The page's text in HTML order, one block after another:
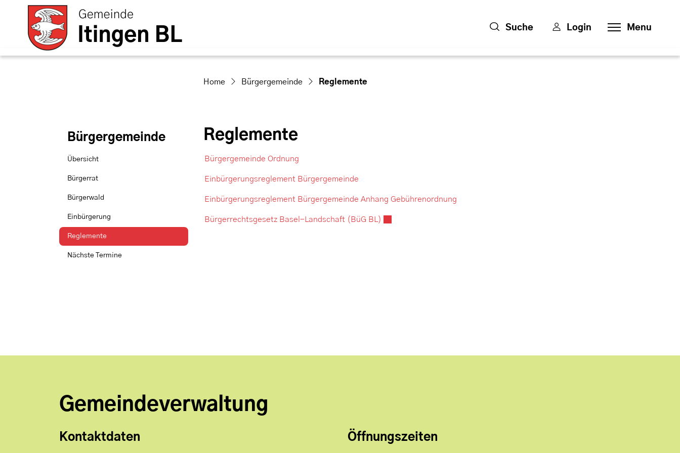
Login
Suche Menu
Home Bürgergemeinde Reglemente
Bürgergemeinde
Übersicht
Bürgerrat
Bürgerwald
Einbürgerung
Reglemente
(ausgewählt)
Nächste Termine
Reglemente
Bürgergemeinde Ordnung
Einbürgerungsreglement Bürgergemeinde
Einbürgerungsreglement Bürgergemeinde Anhang Gebührenordnung
Bürgerrechtsgesetz Basel-Landschaft (BüG BL)
Gemeindeverwaltung
Kontaktdaten Öffnungszeiten